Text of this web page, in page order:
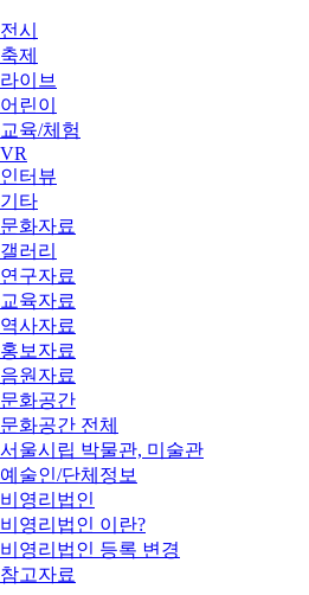
전시
축제
라이브
어린이
교육/체험
VR
인터뷰
기타
문화자료
갤러리
연구자료
교육자료
역사자료
홍보자료
음원자료
문화공간
문화공간 전체
서울시립 박물관, 미술관
예술인/단체정보
비영리법인
비영리법인 이란?
비영리법인 등록 변경
참고자료